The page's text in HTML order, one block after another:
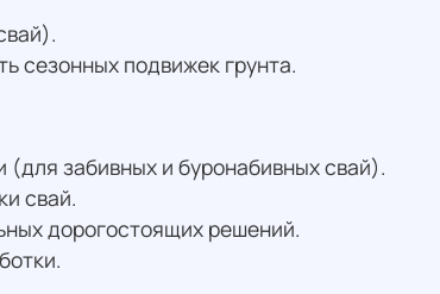
сезонных подвижек грунта.
(для забивных и буронабивных свай).
свай.
дорогостоящих решений.